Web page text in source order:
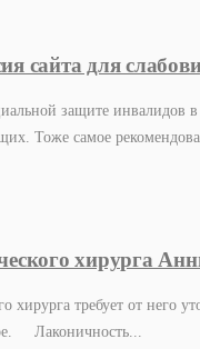
сайта для
защите инвалидов
Тоже самое
хирурга
хирурга требует от
Лаконичность...